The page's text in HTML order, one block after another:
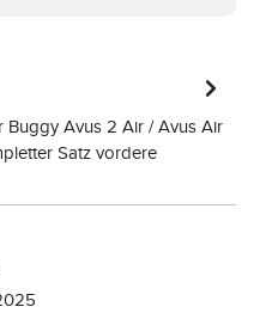
Buggy Avus 2 Air / Avus Air
Satz vordere